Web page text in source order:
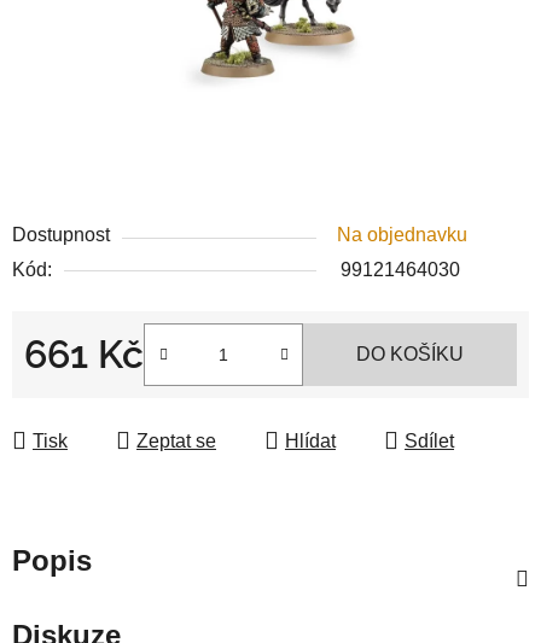
Dostupnost
Na objednavku
Kód:
99121464030
661 Kč DO KOŠÍKU
Tisk Zeptat se Hlídat Sdílet
Popis
Diskuze